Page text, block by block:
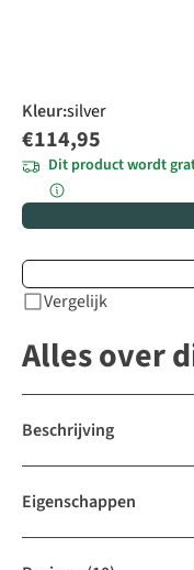
Kleur:silver
€114,95
Dit product wordt
Vergelijk
Alles over
Beschrijving
Eigenschappen